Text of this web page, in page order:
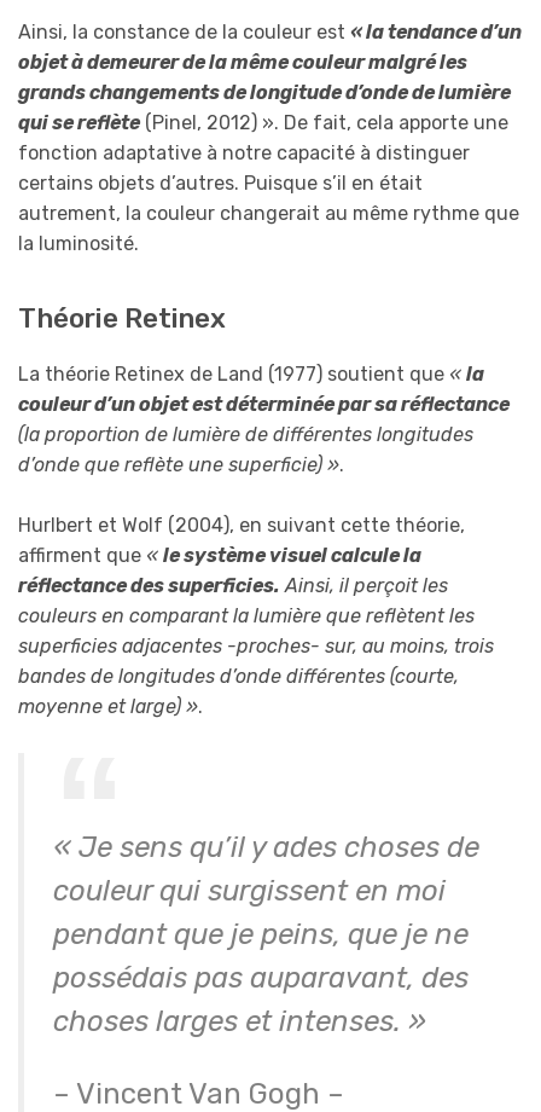
Ainsi, la constance de la couleur est « la tendance d’un
objet à demeurer de la même couleur malgré les
grands changements de longitude d’onde de lumière
qui se reflète(Pinel, 2012) ». De fait, cela apporte une
fonction adaptative à notre capacité à distinguer
certains objets d’autres. Puisque s’il en était
autrement, la couleur changerait au même rythme que
la luminosité.
Théorie Retinex
La théorie Retinex de Land (1977) soutient que « la
couleur d’un objet est déterminée par sa réflectance
(la proportion de lumière de différentes longitudes
d’onde que reflète une superficie) ».
Hurlbert et Wolf (2004), en suivant cette théorie,
affirment que « le système visuel calcule la
réflectance des superficies. Ainsi, il perçoit les
couleurs en comparant la lumière que reflètent les
superficies adjacentes -proches- sur, au moins, trois
bandes de longitudes d’onde différentes (courte,
moyenne et large) ».
« Je sens qu’il y ades choses de
couleur qui surgissent en moi
pendant que je peins, que je ne
possédais pas auparavant, des
choses larges et intenses. »
– Vincent Van Gogh –